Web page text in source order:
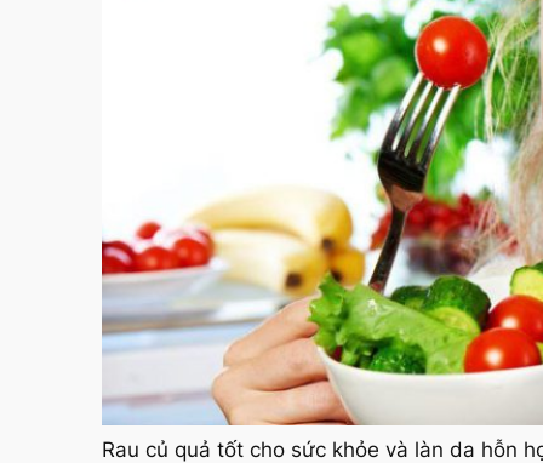
Rau củ quả tốt cho sức khỏe và làn da hỗn